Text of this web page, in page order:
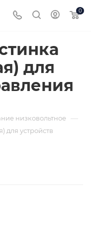
0
для
низковольтное —
для устройств